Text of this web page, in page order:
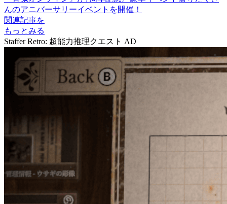
んのアニバーサリーイベントを開催！
関連記事を
もっとみる
Staffer Retro: 超能力推理クエスト AD